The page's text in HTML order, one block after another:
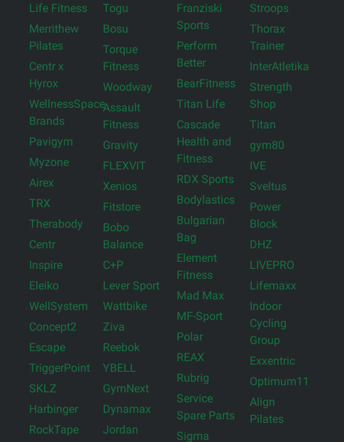
Life Fitness
Merrithew
Pilates
Centr x
Hyrox
WellnessSpace
Brands
Pavigym
Myzone
Airex
TRX
Therabody
Centr
Inspire
Eleiko
WellSystem
Concept2
Escape
TriggerPoint
SKLZ
Harbinger
RockTape
Togu
Bosu
Torque
Fitness
Woodway
Assault
Fitness
Gravity
FLEXVIT
Xenios
Fitstore
Bobo
Balance
C+P
Lever Sport
Wattbike
Ziva
Reebok
YBELL
GymNext
Dynamax
Jordan
Franziski
Sports
Perform
Better
BearFitness
Titan Life
Cascade
Health and
Fitness
RDX Sports
Bodylastics
Bulgarian
Bag
Element
Fitness
Mad Max
MF-Sport
Polar
REAX
Rubrig
Service
Spare Parts
Sigma
Stroops
Thorax
Trainer
InterAtletika
Strength
Shop
Titan
gym80
IVE
Sveltus
Power
Block
DHZ
LIVEPRO
Lifemaxx
Indoor
Cycling
Group
Exxentric
Optimum11
Align
Pilates